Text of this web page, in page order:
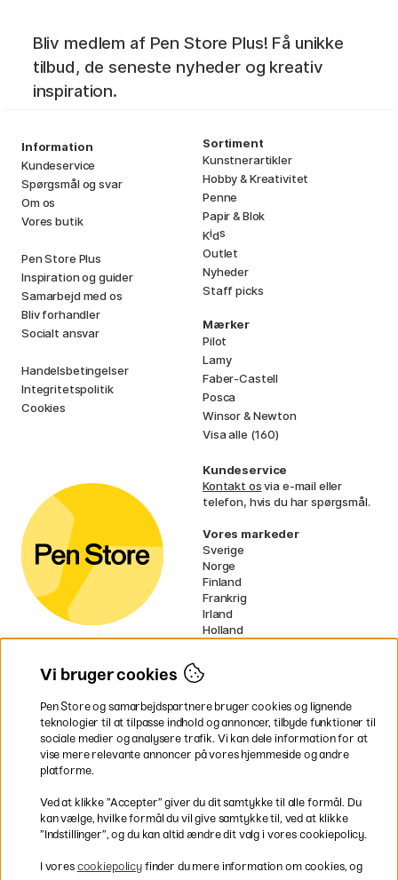
Bliv medlem af Pen Store Plus! Få unikke
tilbud, de seneste nyheder og kreativ
inspiration.
Information
Kundeservice
Spørgsmål og svar
Om os
Vores butik
Pen Store Plus
Inspiration og guider
Samarbejd med os
Bliv forhandler
Socialt ansvar
Handelsbetingelser
Integritetspolitik
Cookies
Sortiment
Kunstnerartikler
Hobby & Kreativitet
Penne
Papir & Blok
Kids
Outlet
Nyheder
Staff picks
Mærker
Pilot
Lamy
Faber-Castell
Posca
Winsor & Newton
Visa alle (160)
Kundeservice
Kontakt osvia e-mail eller
telefon, hvis du har spørgsmål.
Vores markeder
Sverige
Norge
Finland
Frankrig
Irland
Holland
EU
* Specifikkefragtvilkår gælder for
voluminøse varer.
Hurtig levering til hele Danmark
Vi bruger cookies
Pen Store og samarbejdspartnere bruger cookies og lignende
teknologier til at tilpasse indhold og annoncer, tilbyde funktioner til
sociale medier og analysere trafik. Vi kan dele information for at
vise mere relevante annoncer på vores hjemmeside og andre
platforme.
Ved at klikke ”Accepter” giver du dit samtykke til alle formål. Du
kan vælge, hvilke formål du vil give samtykke til, ved at klikke
”Indstillinger”, og du kan altid ændre dit valg i vores cookiepolicy.
I vores cookiepolicyfinder du mere information om cookies, og